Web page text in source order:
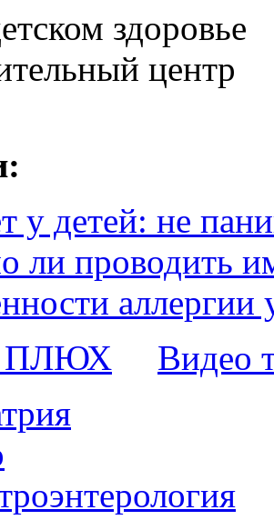
здоровье
центр
у детей: не
ли проводить
аллергии
ПЛЮХ
Видео